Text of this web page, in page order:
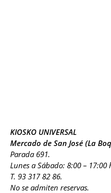
KIOSKO UNIVERSAL
Mercado de San José (La
Parada 691.
Lunes a Sábado: 8:00 – 17:00
T. 93 317 82 86.
No se admiten reservas.